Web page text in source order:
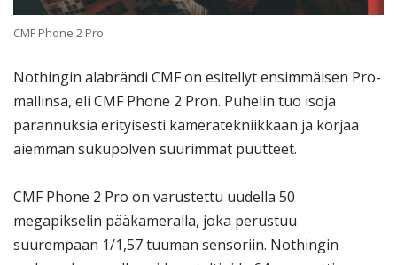
CMF Phone 2 Pro
Nothingin alabrändi CMF on esitellyt ensimmäisen Pro-
mallinsa, eli CMF Phone 2 Pron. Puhelin tuo isoja
parannuksia erityisesti kameratekniikkaan ja korjaa
aiemman sukupolven suurimmat puutteet.
CMF Phone 2 Pro on varustettu uudella 50
megapikselin pääkameralla, joka perustuu
suurempaan 1/1,57 tuuman sensoriin. Nothingin